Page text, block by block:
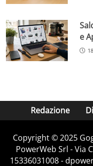
e
Redazione
Copyright © 2025
PowerWeb Srl - Via
15336031008 -